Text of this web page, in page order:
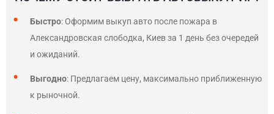
Быстро: Оформим выкуп авто после пожара в
Александровская слободка, Киев за 1 день без очередей
и ожиданий.
Выгодно: Предлагаем цену, максимально приближенную
к рыночной.